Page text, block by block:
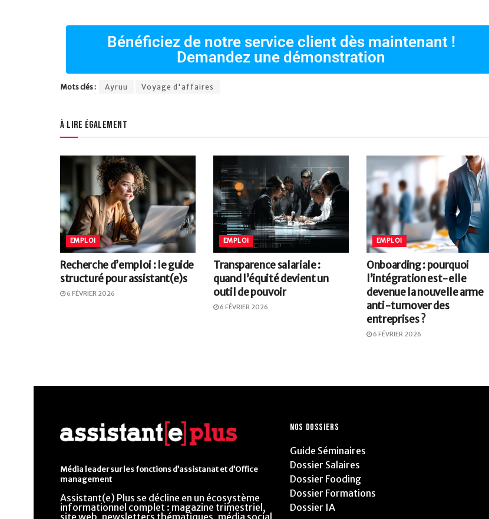
Bénéficiez de notre service client dès maintenant !
Demandez une démonstration
Mots clés : Ayruu Voyage d'affaires
À lire également
EMPLOI
Recherche d’emploi : le guide
structuré pour assistant(e)s
6 FÉVRIER 2026
EMPLOI
Transparence salariale :
quand l’équité devient un
outil de pouvoir
6 FÉVRIER 2026
EMPLOI
Onboarding : pourquoi
l’intégration est-elle
devenue la nouvelle arme
anti-turnover des
entreprises ?
6 FÉVRIER 2026
Média leader sur les fonctions d’assistanat et d’Office
management
Assistant(e) Plus se décline en un écosystème
informationnel complet : magazine trimestriel,
site web, newsletters thématiques, média social
NOS DOSSIERS
Guide Séminaires
Dossier Salaires
Dossier Fooding
Dossier Formations
Dossier IA